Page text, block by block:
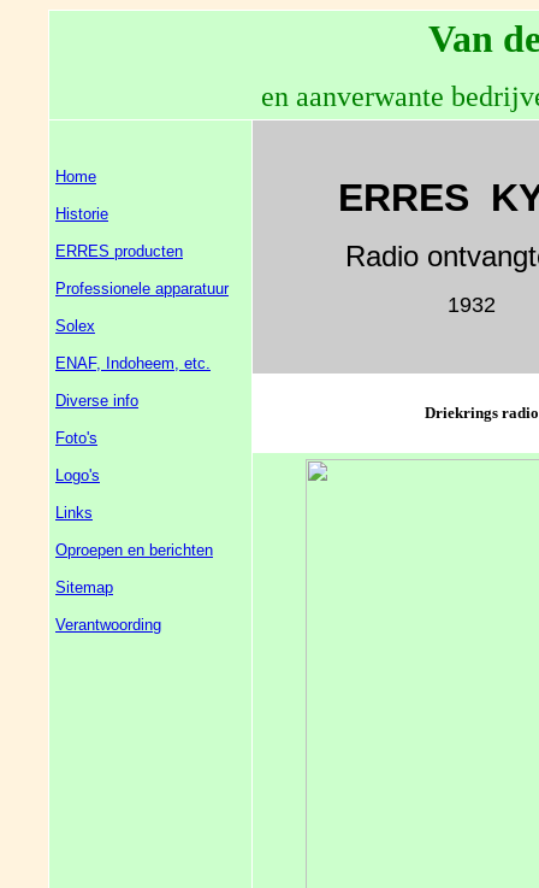
Van
en aanverwante
Home
Historie
ERRES producten
Professionele apparatuur
Solex
ENAF, Indoheem, etc.
Diverse info
Foto's
Logo's
Links
Oproepen en berichten
Sitemap
Verantwoording
ERRES
Radio
1932
Driekrings radio